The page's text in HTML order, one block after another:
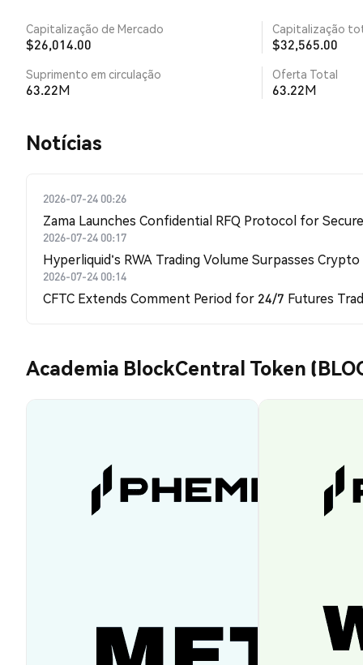
Capitalização de Mercado
$26,014.00
Capitalização
$32,565.00
Suprimento em circulação
63.22M
Oferta Total
63.22M
​​Notícias​​
2026-07-24 00:26
Zama Launches Confidential RFQ Protocol for
2026-07-24 00:17
Hyperliquid's RWA Trading Volume Surpasses
2026-07-24 00:14
CFTC Extends Comment Period for 24/7 Futures
Academia BlockCentral Token